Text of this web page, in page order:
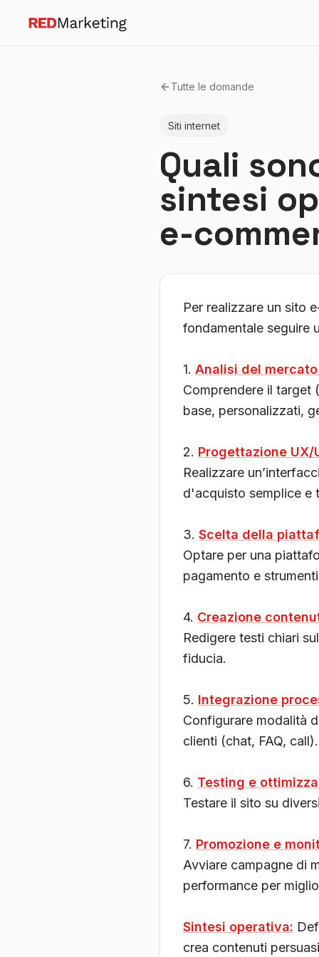
Tutte le domande
Siti internet
Quali
sintesi
e-
Per realizzare un sito
fondamentale seguire
1. Analisi del
Comprendere il target
base, personalizzati,
2. Progettazione UX/
Realizzare
d'acquisto semplice e
3. Scelta della
Optare per una
pagamento e
4. Creazione
Redigere testi chiari
fiducia.
5. Integrazione
Configurare modalità
clienti (chat, FAQ, call).
6. Testing e
Testare il sito su
7. Promozione e
Avviare campagne di
performance per
Sintesi operativa:
crea contenuti